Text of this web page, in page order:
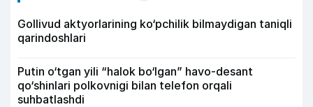
Gollivud aktyorlarining ko‘pchilik bilmaydigan taniqli
qarindoshlari
Putin o‘tgan yili “halok bo‘lgan” havo-desant
qo‘shinlari polkovnigi bilan telefon orqali
suhbatlashdi